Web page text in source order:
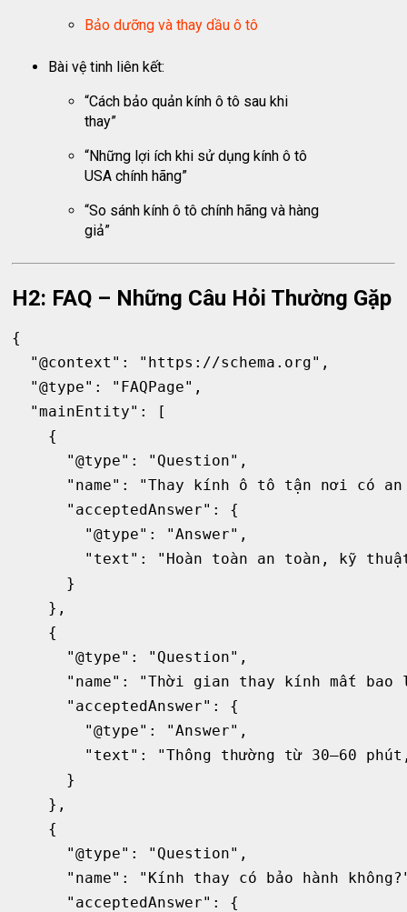
Bảo dưỡng và thay dầu ô tô
Bài vệ tinh liên kết:
“Cách bảo quản kính ô tô sau khi
thay”
“Những lợi ích khi sử dụng kính ô tô
USA chính hãng”
“So sánh kính ô tô chính hãng và hàng
giả”
H2: FAQ – Những Câu Hỏi Thường Gặp
{
  "@context": "https://schema.org",
  "@type": "FAQPage",
  "mainEntity": [
    {
      "@type": "Question",
"name": "Thay kính ô tô tận nơi có
      "acceptedAnswer": {
        "@type": "Answer",
"text": "Hoàn toàn an toàn, kỹ
      }
    },
    {
      "@type": "Question",
"name": "Thời gian thay kính mất bao
      "acceptedAnswer": {
        "@type": "Answer",
"text": "Thông thường từ 30–60
      }
    },
    {
      "@type": "Question",
"name": "Kính thay có bảo hành
      "acceptedAnswer": {